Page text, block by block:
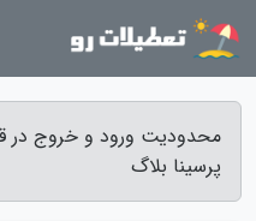
محدودیت ورود و خروج در
پرسینا بلاگ